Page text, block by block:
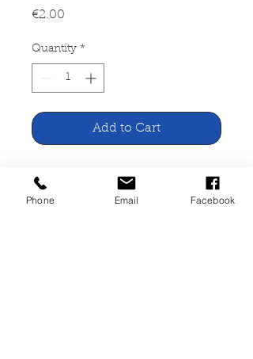
€2.00
Quantity *
Add to Cart
Phone Email Facebook